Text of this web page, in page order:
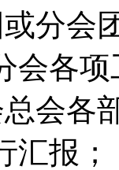
会
会各
各
汇报；